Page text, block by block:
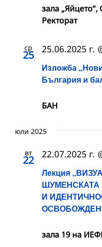
зала
Ректорат
ср
25
Изложба
България и
25.06.2025 г.
БАН
юли 2025
вт
22
Лекция
И
22.07.2025 г.
зала 19 на